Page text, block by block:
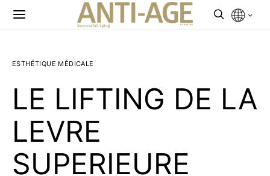
ESTHÉTIQUE MÉDICALE
LE LIFTING DE LA
LEVRE
SUPERIEURE